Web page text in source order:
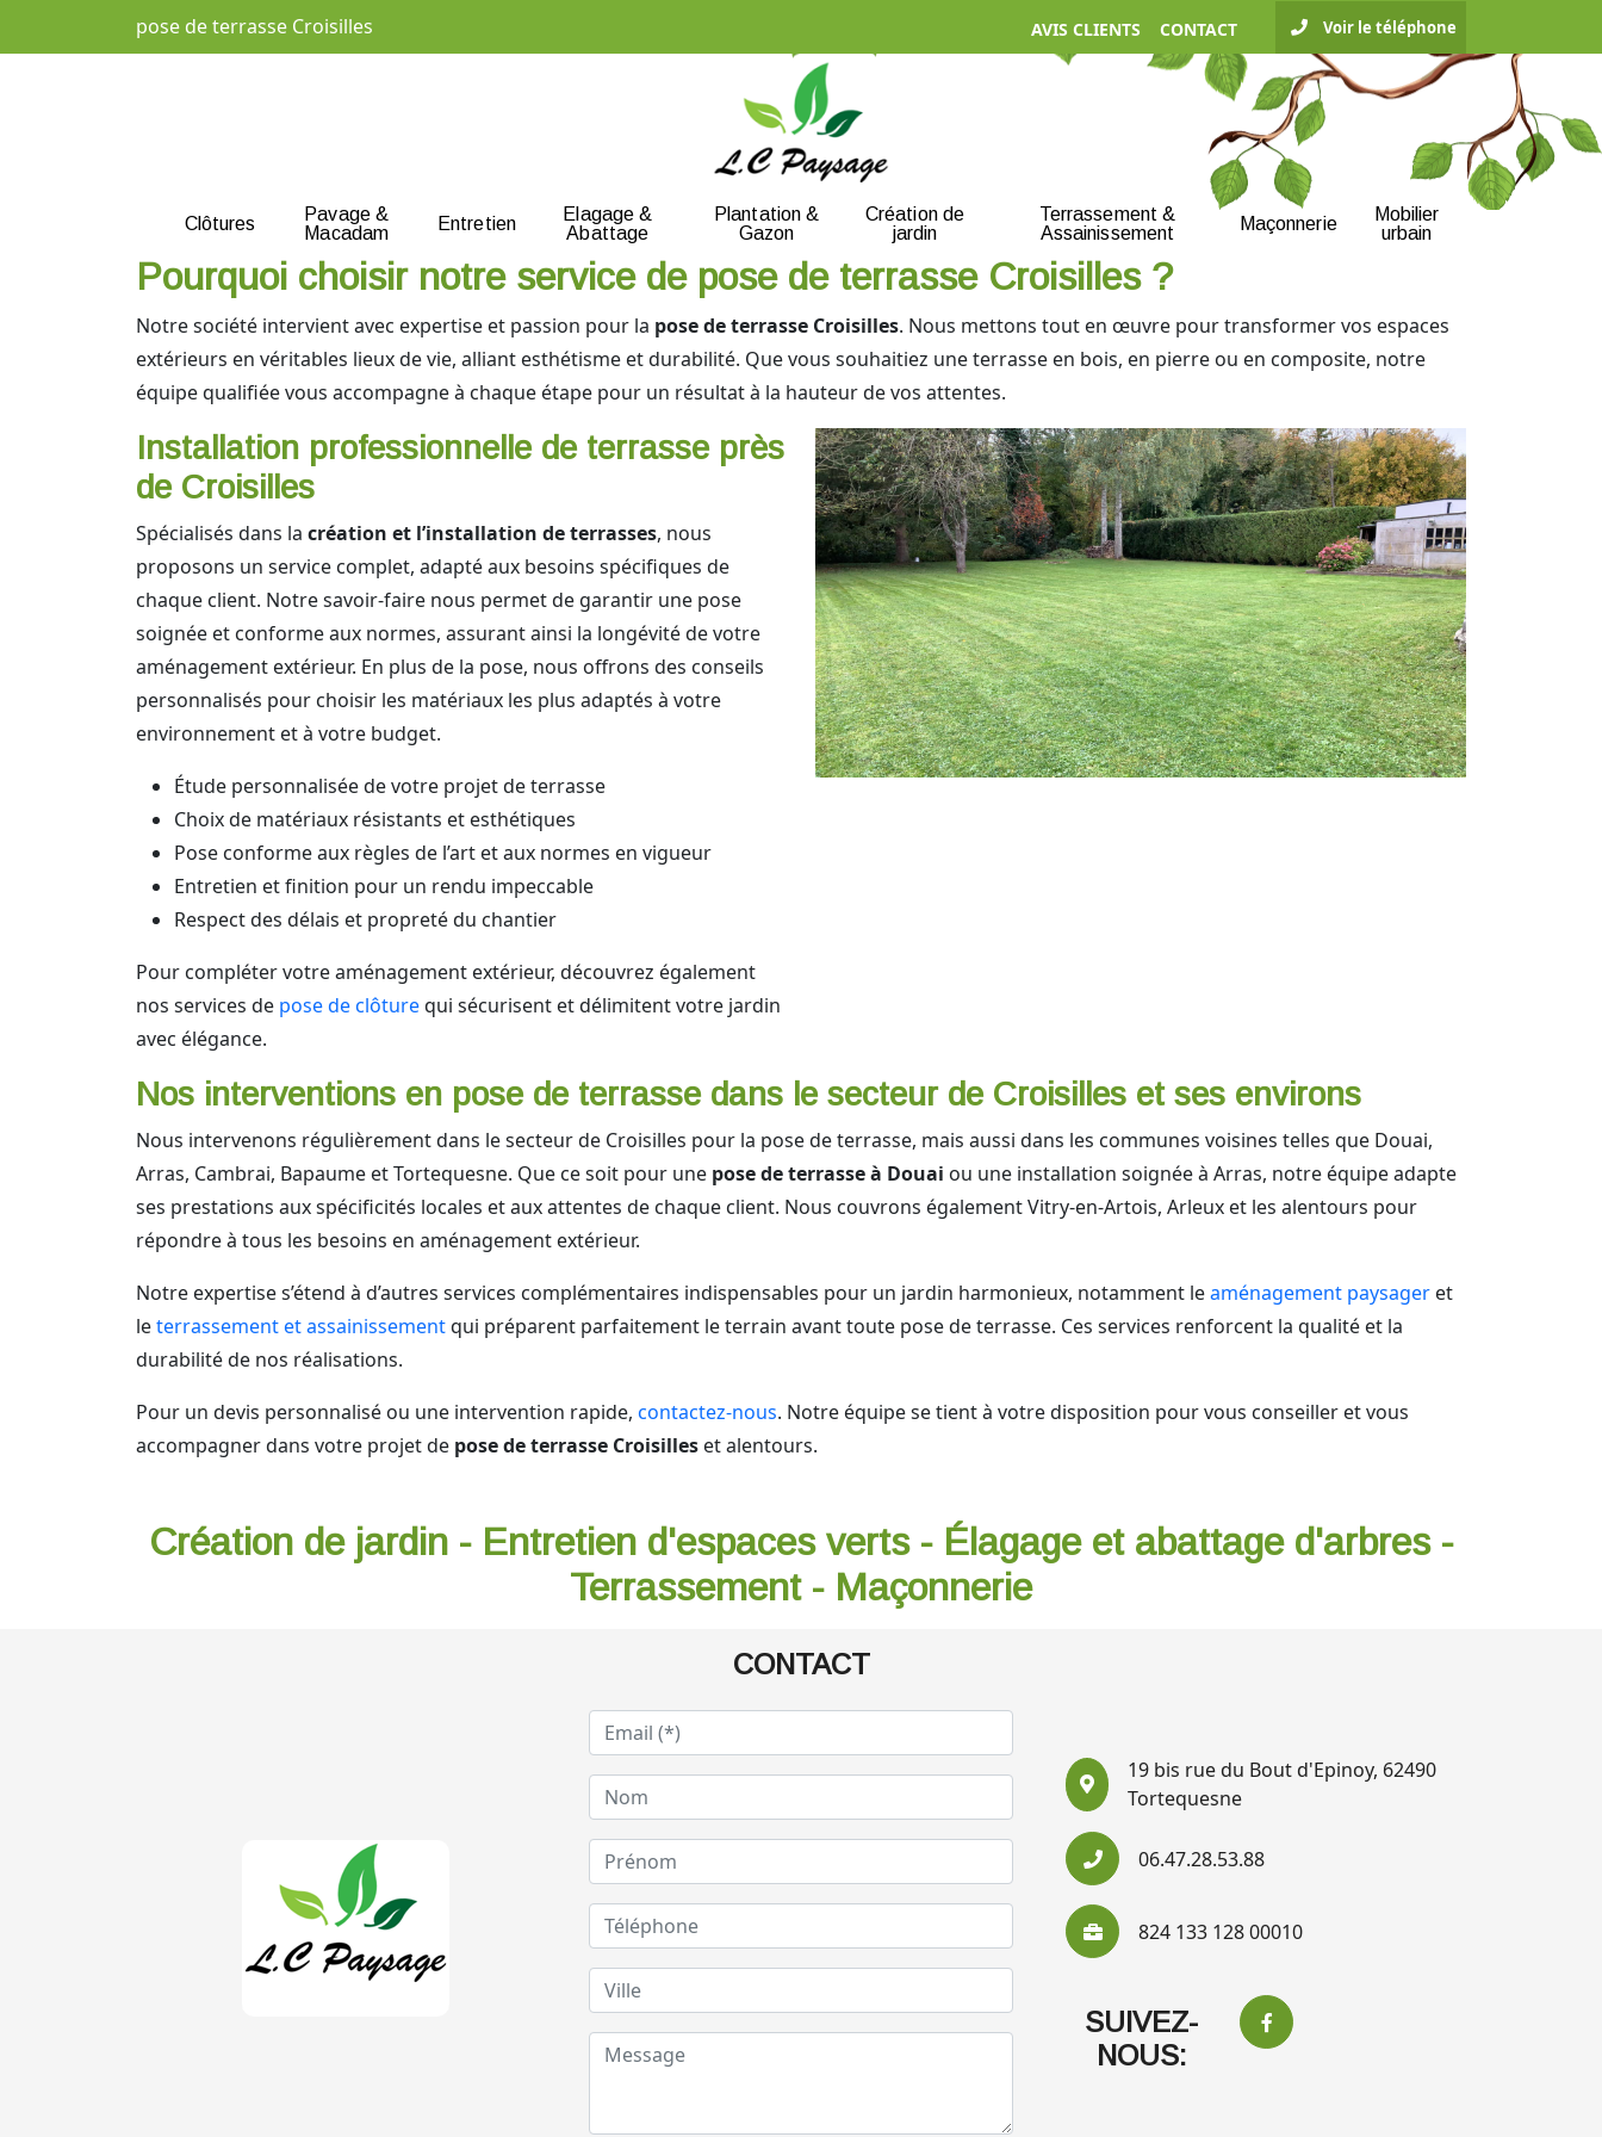
pose de terrasse Croisilles AVIS CLIENTS CONTACT Voir le téléphone
Clôtures
Pavage &
Macadam
Entretien
Elagage &
Abattage
Plantation &
Gazon
Création de
jardin
Terrassement &
Assainissement
Maçonnerie
Mobilier
urbain
Pourquoi choisir notre service de pose de terrasse Croisilles ?
Notre société intervient avec expertise et passion pour la pose de terrasse Croisilles. Nous mettons tout en œuvre pour transformer vos espaces
extérieurs en véritables lieux de vie, alliant esthétisme et durabilité. Que vous souhaitiez une terrasse en bois, en pierre ou en composite, notre
équipe qualifiée vous accompagne à chaque étape pour un résultat à la hauteur de vos attentes.
Installation professionnelle de terrasse près
de Croisilles
Spécialisés dans la création et l’installation de terrasses, nous
proposons un service complet, adapté aux besoins spécifiques de
chaque client. Notre savoir-faire nous permet de garantir une pose
soignée et conforme aux normes, assurant ainsi la longévité de votre
aménagement extérieur. En plus de la pose, nous offrons des conseils
personnalisés pour choisir les matériaux les plus adaptés à votre
environnement et à votre budget.
Étude personnalisée de votre projet de terrasse
Choix de matériaux résistants et esthétiques
Pose conforme aux règles de l’art et aux normes en vigueur
Entretien et finition pour un rendu impeccable
Respect des délais et propreté du chantier
Pour compléter votre aménagement extérieur, découvrez également
nos services de pose de clôturequi sécurisent et délimitent votre jardin
avec élégance.
Nos interventions en pose de terrasse dans le secteur de Croisilles et ses environs
Nous intervenons régulièrement dans le secteur de Croisilles pour la pose de terrasse, mais aussi dans les communes voisines telles que Douai,
Arras, Cambrai, Bapaume et Tortequesne. Que ce soit pour une pose de terrasse à Douai ou une installation soignée à Arras, notre équipe adapte
ses prestations aux spécificités locales et aux attentes de chaque client. Nous couvrons également Vitry-en-Artois, Arleux et les alentours pour
répondre à tous les besoins en aménagement extérieur.
Notre expertise s’étend à d’autres services complémentaires indispensables pour un jardin harmonieux, notamment leaménagement paysager et
leterrassement et assainissementqui préparent parfaitement le terrain avant toute pose de terrasse. Ces services renforcent la qualité et la
durabilité de nos réalisations.
Pour un devis personnalisé ou une intervention rapide, contactez-nous. Notre équipe se tient à votre disposition pour vous conseiller et vous
accompagner dans votre projet de pose de terrasse Croisilles et alentours.
Création de jardin - Entretien d'espaces verts - Élagage et abattage d'arbres -
Terrassement - Maçonnerie
CONTACT
19 bis rue du Bout d'Epinoy, 62490
Tortequesne
06.47.28.53.88
824 133 128 00010
SUIVEZ-
NOUS: